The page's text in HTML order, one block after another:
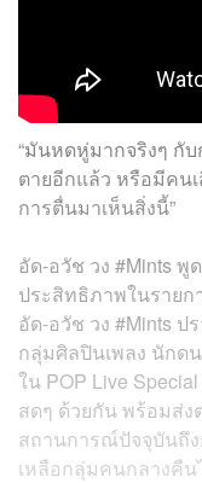
“มันหดหู่มากจริงๆ กั
ตายอีกแล้ว หรือมีคน
การตื่นมาเห็นสิ่งนี้”
อัด-อวัช วง #Mints
ประสิทธิภาพในรายก
อัด-อวัช วง #Mints
กลุ่มศิลปินเพลง นักด
ใน POP Live
สดๆ ด้วยกัน พร้อมส่ง
สถานการณ์ปัจจุบันถึ
เหลือกลุ่มคนกลางคื